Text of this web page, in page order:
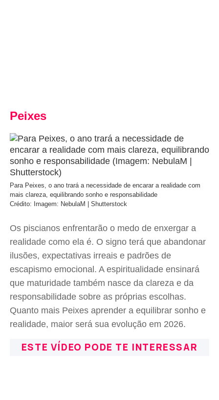
Peixes
Para Peixes, o ano trará a necessidade de encarar a realidade com
mais clareza, equilibrando sonho e responsabilidade
Crédito: Imagem: NebulaM | Shutterstock
Os piscianos enfrentarão o medo de enxergar a
realidade como ela é. O signo terá que abandonar
ilusões, expectativas irreais e padrões de
escapismo emocional. A espiritualidade ensinará
que maturidade também nasce da clareza e da
responsabilidade sobre as próprias escolhas.
Quanto mais Peixes aprender a equilibrar sonho e
realidade, maior será sua evolução em 2026.
ESTE VÍDEO PODE TE INTERESSAR